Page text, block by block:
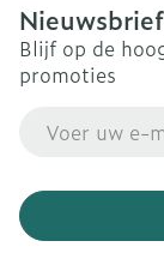
Nieuwsbrief
Blijf op de
promoties